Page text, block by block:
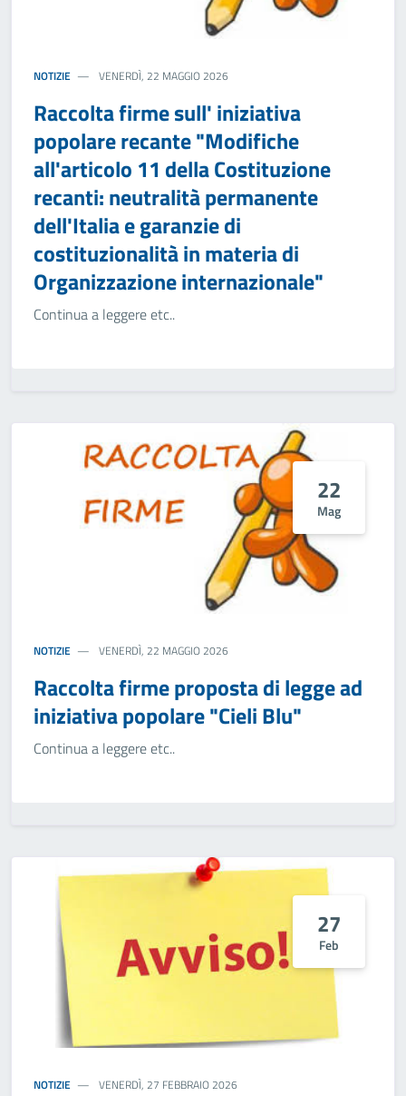
NOTIZIE VENERDÌ, 22 MAGGIO 2026
Raccolta firme sull' iniziativa
popolare recante "Modifiche
all'articolo 11 della Costituzione
recanti: neutralità permanente
dell'Italia e garanzie di
costituzionalità in materia di
Organizzazione internazionale"
Continua a leggere etc..
22
Mag
NOTIZIE VENERDÌ, 22 MAGGIO 2026
Raccolta firme proposta di legge ad
iniziativa popolare "Cieli Blu"
Continua a leggere etc..
27
Feb
NOTIZIE VENERDÌ, 27 FEBBRAIO 2026